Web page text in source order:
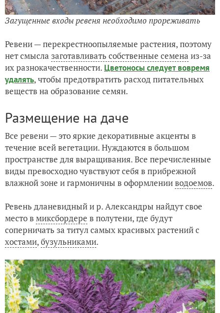
Загущенные входы ревеня необходимо прореживать
Ревени — перекрестноопыляемые растения, поэтому
нет смысла заготавливать собственные семена из-за
их разнокачественности. Цветоносы следует вовремя
удалять, чтобы предотвратить расход питательных
веществ на образование семян.
Размещение на даче
Все ревени — это яркие декоративные акценты в
течение всей вегетации. Нуждаются в большом
пространстве для выращивания. Все перечисленные
виды превосходно чувствуют себя в прибрежной
влажной зоне и гармоничны в оформленииводоемов.
Ревень дланевидный и р. Александры найдут свое
место вмиксбордере в полутени, где будут
соперничать за титул самых красивых растений с
хостами,бузульниками.